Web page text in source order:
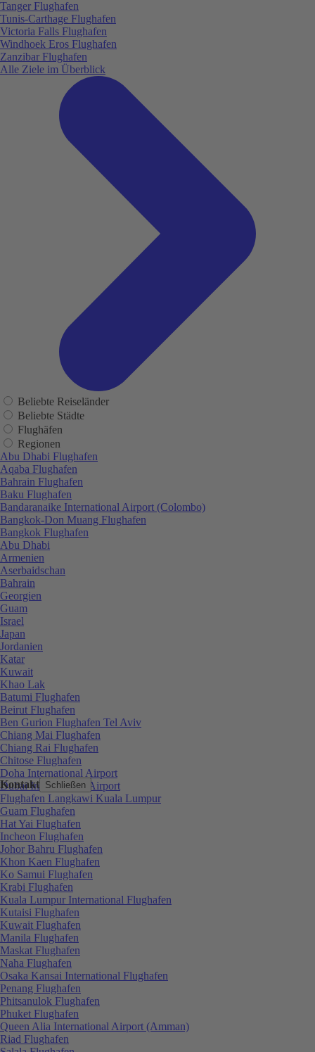
Kontakt Schließen
Tanger Flughafen
Tunis-Carthage Flughafen
Victoria Falls Flughafen
Windhoek Eros Flughafen
Zanzibar Flughafen
Alle Ziele im Überblick
Beliebte Reiseländer
Beliebte Städte
Flughäfen
Regionen
Abu Dhabi Flughafen
Aqaba Flughafen
Bahrain Flughafen
Baku Flughafen
Bandaranaike International Airport (Colombo)
Bangkok-Don Muang Flughafen
Bangkok Flughafen
Abu Dhabi
Armenien
Aserbaidschan
Bahrain
Georgien
Guam
Israel
Japan
Jordanien
Katar
Kuwait
Khao Lak
Batumi Flughafen
Beirut Flughafen
Ben Gurion Flughafen Tel Aviv
Chiang Mai Flughafen
Chiang Rai Flughafen
Chitose Flughafen
Doha International Airport
Dubai International Airport
Flughafen Langkawi Kuala Lumpur
Guam Flughafen
Hat Yai Flughafen
Incheon Flughafen
Johor Bahru Flughafen
Khon Kaen Flughafen
Ko Samui Flughafen
Krabi Flughafen
Kuala Lumpur International Flughafen
Kutaisi Flughafen
Kuwait Flughafen
Manila Flughafen
Maskat Flughafen
Naha Flughafen
Osaka Kansai International Flughafen
Penang Flughafen
Phitsanulok Flughafen
Phuket Flughafen
Queen Alia International Airport (Amman)
Riad Flughafen